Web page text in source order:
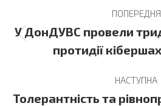
navigation
ПОПЕРЕДНЯ
post:
У ДонДУВС провели
протидії
НАСТУПНА
Толерантність та